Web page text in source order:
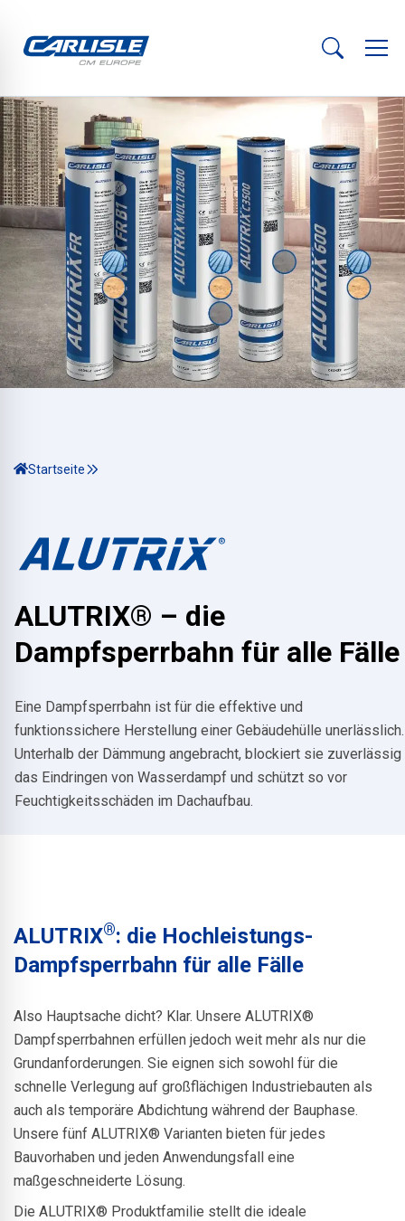
Startseite
ALUTRIX® – die
Dampfsperrbahn für alle Fälle
Eine Dampfsperrbahn ist für die effektive und
funktionssichere Herstellung einer Gebäudehülle unerlässlich.
Unterhalb der Dämmung angebracht, blockiert sie zuverlässig
das Eindringen von Wasserdampf und schützt so vor
Feuchtigkeitsschäden im Dachaufbau.
ALUTRIX®: die Hochleistungs-
Dampfsperrbahn für alle Fälle
Also Hauptsache dicht? Klar. Unsere ALUTRIX®
Dampfsperrbahnen erfüllen jedoch weit mehr als nur die
Grundanforderungen. Sie eignen sich sowohl für die
schnelle Verlegung auf großflächigen Industriebauten als
auch als temporäre Abdichtung während der Bauphase.
Unsere fünf ALUTRIX® Varianten bieten für jedes
Bauvorhaben und jeden Anwendungsfall eine
maßgeschneiderte Lösung.
Die ALUTRIX® Produktfamilie stellt die ideale